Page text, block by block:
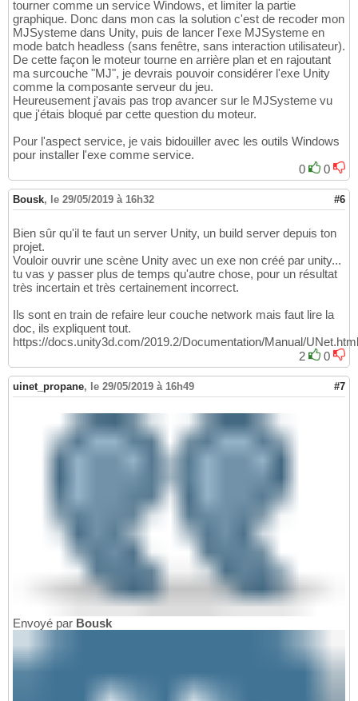
tourner comme un service Windows, et limiter la partie
graphique. Donc dans mon cas la solution c'est de recoder mon
MJSysteme dans Unity, puis de lancer l'exe MJSysteme en
mode batch headless (sans fenêtre, sans interaction utilisateur).
De cette façon le moteur tourne en arrière plan et en rajoutant
ma surcouche "MJ", je devrais pouvoir considérer l'exe Unity
comme la composante serveur du jeu.
Heureusement j'avais pas trop avancer sur le MJSysteme vu
que j'étais bloqué par cette question du moteur.
Pour l'aspect service, je vais bidouiller avec les outils Windows
pour installer l'exe comme service.
0
0
Bousk, le 29/05/2019 à 16h32 #6
Bien sûr qu'il te faut un server Unity, un build server depuis ton
projet.
Vouloir ouvrir une scène Unity avec un exe non créé par unity...
tu vas y passer plus de temps qu'autre chose, pour un résultat
très incertain et très certainement incorrect.
Ils sont en train de refaire leur couche network mais faut lire la
doc, ils expliquent tout.
https://docs.unity3d.com/2019.2/Documentation/Manual/UNet.html
2
0
uinet_propane, le 29/05/2019 à 16h49 #7
Envoyé par Bousk